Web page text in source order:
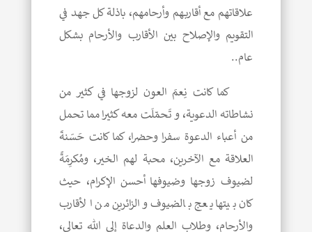
علاقاتهم مع أقاربهم وأرحامهم، باذلة كل جهد في
التقويم والإصلاح بين الأقارب والأرحام بشكل
عام..
كما كانت نِعمَ العون لزوجها في كثير من
نشاطاته الدعوية، و تَحمّلَت معه كثيرا مما تحمل
من أعباء الدعوة سفرا وحضرا، كما كانت حَسَنةَ
العلاقة مع الآخرين، محبة لهم الخير، ومُكرِمَةً
لضيوف زوجها وضيوفها أحسن الإكرام، حيث
كان بيتها يعج بالضيوف والزائرين من الأقارب
والأرحام، وطلاب العلم والدعاة إلى الله تعالى،